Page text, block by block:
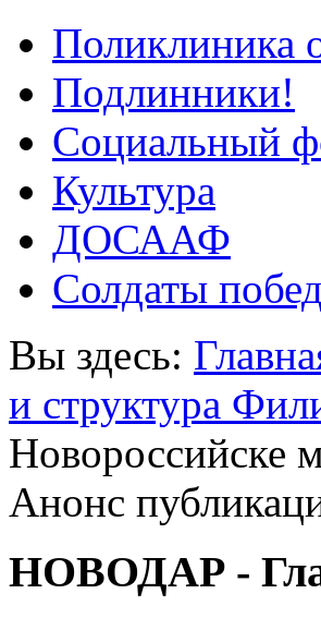
Поликлиника
Подлинники!
Социальный
Культура
ДОСААФ
Солдаты
Вы здесь:
и структура
Новороссийске
Анонс
НОВОДАР -